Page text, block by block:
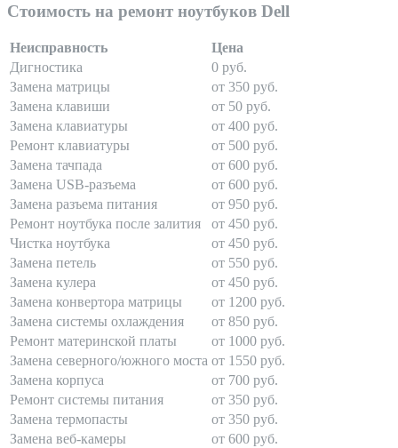
Стоимость на ремонт ноутбуков Dell
Неисправность
Цена
Дигностика
0 руб.
Замена матрицы
от 350 руб.
Замена клавиши
от 50 руб.
Замена клавиатуры
от 400 руб.
Ремонт клавиатуры
от 500 руб.
Замена тачпада
от 600 руб.
Замена USB-разъема
от 600 руб.
Замена разъема питания
от 950 руб.
Ремонт ноутбука после залития
от 450 руб.
Чистка ноутбука
от 450 руб.
Замена петель
от 550 руб.
Замена кулера
от 450 руб.
Замена конвертора матрицы
от 1200 руб.
Замена системы охлаждения
от 850 руб.
Ремонт материнской платы
от 1000 руб.
Замена северного/южного моста от 1550 руб.
Замена корпуса
от 700 руб.
Ремонт системы питания
от 350 руб.
Замена термопасты
от 350 руб.
Замена веб-камеры
от 600 руб.